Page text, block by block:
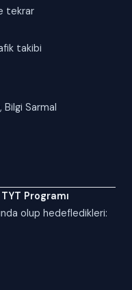
tekrar
takibi
Sarmal
Programı
olup hedefledikleri: